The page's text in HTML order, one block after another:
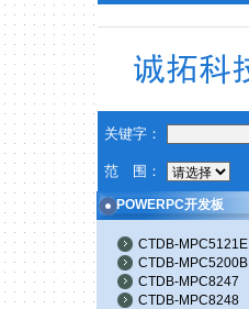
关键字：
范 围：
POWERPC开发板
CTDB-MPC5121E
CTDB-MPC5200B
CTDB-MPC8247
CTDB-MPC8248